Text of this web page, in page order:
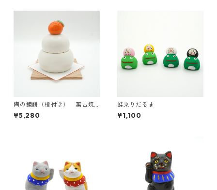
陶の鏡餅（橙付き） 萬古焼
【日本製】
¥5,280
蛙乗りだるま
¥1,100